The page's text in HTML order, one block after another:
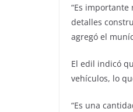
“Es
detalles
agregó el
El edil indicó
vehículos, lo
“Es una